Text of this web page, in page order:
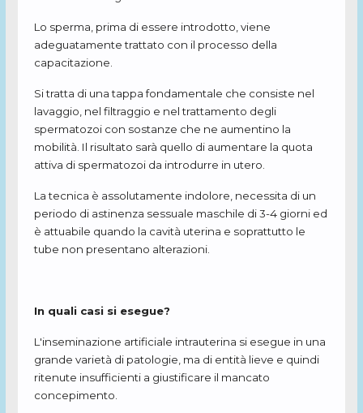
Lo sperma, prima di essere introdotto, viene
adeguatamente trattato con il processo della
capacitazione.
Si tratta di una tappa fondamentale che consiste nel
lavaggio, nel filtraggio e nel trattamento degli
spermatozoi con sostanze che ne aumentino la
mobilità. Il risultato sarà quello di aumentare la quota
attiva di spermatozoi da introdurre in utero.
La tecnica è assolutamente indolore, necessita di un
periodo di astinenza sessuale maschile di 3-4 giorni ed
è attuabile quando la cavità uterina e soprattutto le
tube non presentano alterazioni.
In quali casi si esegue?
L'inseminazione artificiale intrauterina si esegue in una
grande varietà di patologie, ma di entità lieve e quindi
ritenute insufficienti a giustificare il mancato
concepimento.